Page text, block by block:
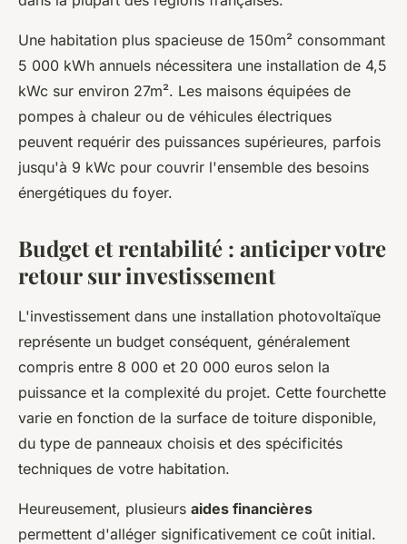
Une habitation plus spacieuse de 150m² consommant
5 000 kWh annuels nécessitera une installation de 4,5
kWc sur environ 27m². Les maisons équipées de
pompes à chaleur ou de véhicules électriques
peuvent requérir des puissances supérieures, parfois
jusqu'à 9 kWc pour couvrir l'ensemble des besoins
énergétiques du foyer.
Budget et rentabilité : anticiper votre
retour sur investissement
L'investissement dans une installation photovoltaïque
représente un budget conséquent, généralement
compris entre 8 000 et 20 000 euros selon la
puissance et la complexité du projet. Cette fourchette
varie en fonction de la surface de toiture disponible,
du type de panneaux choisis et des spécificités
techniques de votre habitation.
Heureusement, plusieurs aides financières
permettent d'alléger significativement ce coût initial.